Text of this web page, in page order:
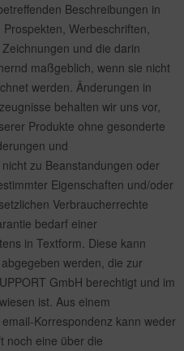
Beschreibungen in
Werbeschriften,
und die darin
maßgeblich, wenn sie nicht
werden. Änderungen in
behalten wir uns vor,
Produkte ohne gesonderte
und
zu Beanstandungen oder
Eigenschaften und/oder
Verbraucherrechte
bedarf einer
in Textform. Diese kann
werden, die zur
GmbH berechtigt und im
ist. Aus einem
Korrespondenz kann weder
noch eine über die